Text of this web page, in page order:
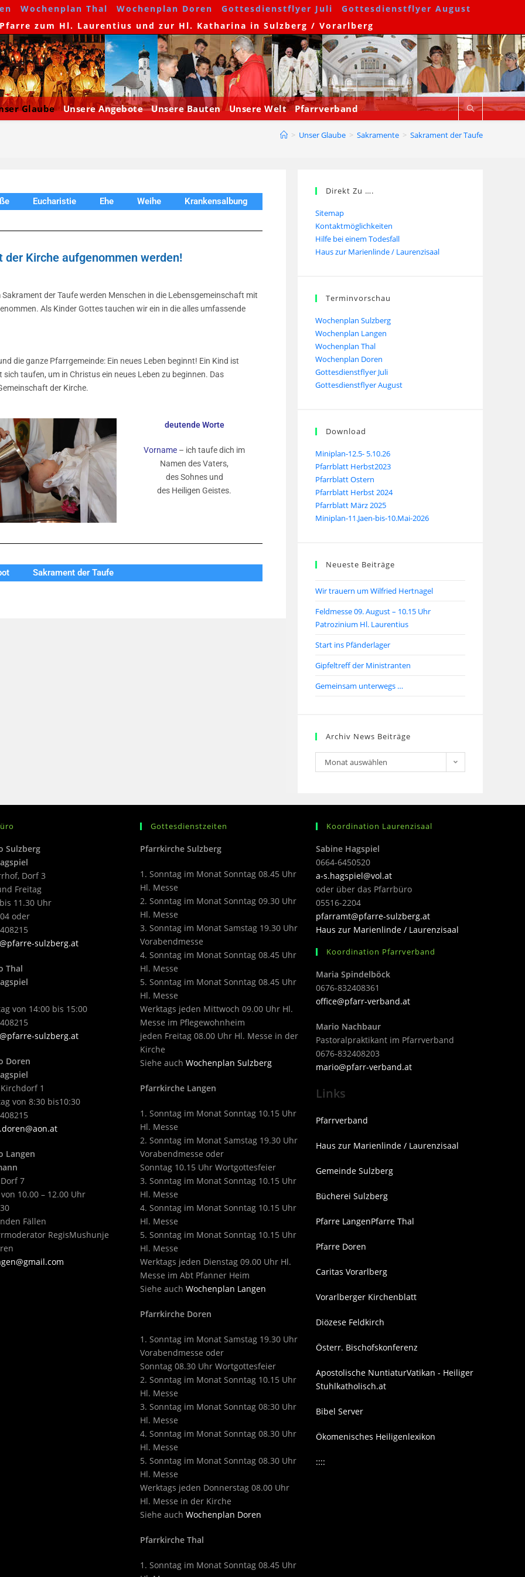
Wochenplan Thal Wochenplan Doren Gottesdienstflyer Juli
Gottesdienstflyer August
zum Hl. Laurentius und zur Hl. Katharina in Sulzberg / Vorarlberg
Glaube Unsere Angebote Unsere Bauten Unsere Welt Pfarrverband
> Unser Glaube > Sakramente > Sakrament der Taufe
Eucharistie Ehe Weihe Krankensalbung
Kirche aufgenommen werden!
der Taufe werden Menschen in die Lebensgemeinschaft mit
Als Kinder Gottes tauchen wir ein in die alles umfassende
die ganze Pfarrgemeinde: Ein neues Leben beginnt! Ein Kind ist
taufen, um in Christus ein neues Leben zu beginnen. Das
der Kirche.
deutende Worte
Vorname – ich taufe dich im
Namen des Vaters,
des Sohnes und
des Heiligen Geistes.
Sakrament der Taufe
Direkt Zu ….
Sitemap
Kontaktmöglichkeiten
Hilfe bei einem Todesfall
Haus zur Marienlinde / Laurenzisaal
Terminvorschau
Wochenplan Sulzberg
Wochenplan Langen
Wochenplan Thal
Wochenplan Doren
Gottesdienstflyer Juli
Gottesdienstflyer August
Download
Miniplan-12.5- 5.10.26
Pfarrblatt Herbst2023
Pfarrblatt Ostern
Pfarrblatt Herbst 2024
Pfarrblatt März 2025
Miniplan-11.Jaen-bis-10.Mai-2026
Neueste Beiträge
Wir trauern um Wilfried Hertnagel
Feldmesse 09. August – 10.15 Uhr
Patrozinium Hl. Laurentius
Start ins Pfänderlager
Gipfeltreff der Ministranten
Gemeinsam unterwegs …
Archiv News Beiträge
Monat auswählen
Sulzberg
Dorf 3
Freitag
11.30 Uhr
oder
sulzberg.at
Thal
von 14:00 bis 15:00
sulzberg.at
Doren
1
von 8:30 bis10:30
Langen
7
10.00 – 12.00 Uhr
Fällen
RegisMushunje
Gottesdienstzeiten
Pfarrkirche Sulzberg
1. Sonntag im Monat Sonntag 08.45 Uhr
Hl. Messe
2. Sonntag im Monat Sonntag 09.30 Uhr
Hl. Messe
3. Sonntag im Monat Samstag 19.30 Uhr
Vorabendmesse
4. Sonntag im Monat Sonntag 08.45 Uhr
Hl. Messe
5. Sonntag im Monat Sonntag 08.45 Uhr
Hl. Messe
Werktags jeden Mittwoch 09.00 Uhr Hl.
Messe im Pflegewohnheim
jeden Freitag 08.00 Uhr Hl. Messe in der
Kirche
Siehe auch Wochenplan Sulzberg
Pfarrkirche Langen
1. Sonntag im Monat Sonntag 10.15 Uhr
Hl. Messe
2. Sonntag im Monat Samstag 19.30 Uhr
Vorabendmesse oder
Sonntag 10.15 Uhr Wortgottesfeier
3. Sonntag im Monat Sonntag 10.15 Uhr
Hl. Messe
4. Sonntag im Monat Sonntag 10.15 Uhr
Hl. Messe
5. Sonntag im Monat Sonntag 10.15 Uhr
Hl. Messe
Werktags jeden Dienstag 09.00 Uhr Hl.
Messe im Abt Pfanner Heim
Siehe auch Wochenplan Langen
Pfarrkirche Doren
1. Sonntag im Monat Samstag 19.30 Uhr
Vorabendmesse oder
Sonntag 08.30 Uhr Wortgottesfeier
2. Sonntag im Monat Sonntag 10.15 Uhr
Hl. Messe
3. Sonntag im Monat Sonntag 08:30 Uhr
Hl. Messe
4. Sonntag im Monat Sonntag 08.30 Uhr
Hl. Messe
5. Sonntag im Monat Sonntag 08.30 Uhr
Hl. Messe
Werktags jeden Donnerstag 08.00 Uhr
Hl. Messe in der Kirche
Siehe auch Wochenplan Doren
Pfarrkirche Thal
1. Sonntag im Monat Sonntag 08.45 Uhr
Koordination Laurenzisaal
Sabine Hagspiel
0664-6450520
a-s.hagspiel@vol.at
oder über das Pfarrbüro
05516-2204
pfarramt@pfarre-sulzberg.at
Haus zur Marienlinde / Laurenzisaal
Koordination Pfarrverband
Maria Spindelböck
0676-832408361
office@pfarr-verband.at
Mario Nachbaur
Pastoralpraktikant im Pfarrverband
0676-832408203
mario@pfarr-verband.at
Links
Pfarrverband
Haus zur Marienlinde / Laurenzisaal
Gemeinde Sulzberg
Bücherei Sulzberg
Pfarre LangenPfarre Thal
Pfarre Doren
Caritas Vorarlberg
Vorarlberger Kirchenblatt
Diözese Feldkirch
Österr. Bischofskonferenz
Apostolische NuntiaturVatikan - Heiliger
Stuhlkatholisch.at
Bibel Server
Ökomenisches Heiligenlexikon
::::